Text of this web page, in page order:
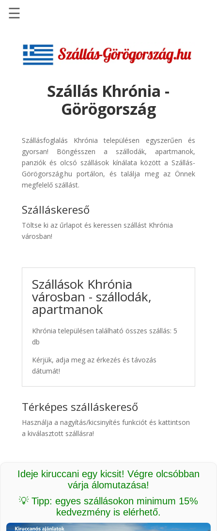
Szállások
Repülőjegy
pénzvisszatérítéssel
Discover
Cars
Transzfer
Kiwi
Taxi
☰
Szállás Khrónia -
Görögország
Szállásfoglalás Khrónia településen egyszerűen és
gyorsan! Böngésszen a szállodák, apartmanok,
panziók és olcsó szállások kínálata között a Szállás-
Görögország.hu portálon, és találja meg az Önnek
megfelelő szállást.
Szálláskereső
Töltse ki az űrlapot és keressen szállást Khrónia
városban!
Szállások Khrónia
városban - szállodák,
apartmanok
Khrónia településen található összes szállás: 5
db
Kérjük, adja meg az érkezés és távozás
dátumát!
Térképes szálláskereső
Használja a nagyítás/kicsinyítés funkciót és kattintson
a kiválasztott szállásra!
Ideje kiruccani egy kicsit! Végre olcsóbban
várja álomutazása!
💡 Tipp: egyes szállásokon minimum 15%
kedvezmény is elérhető.